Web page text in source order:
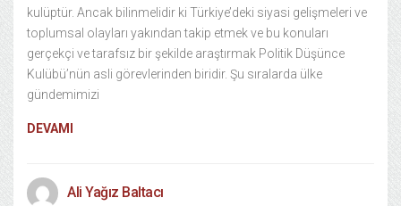
kulüptür. Ancak bilinmelidir ki Türkiye’deki siyasi gelişmeleri ve
toplumsal olayları yakından takip etmek ve bu konuları
gerçekçi ve tarafsız bir şekilde araştırmak Politik Düşünce
Kulübü’nün asli görevlerinden biridir. Şu sıralarda ülke
gündemimizi
DEVAMI
Ali Yağız Baltacı